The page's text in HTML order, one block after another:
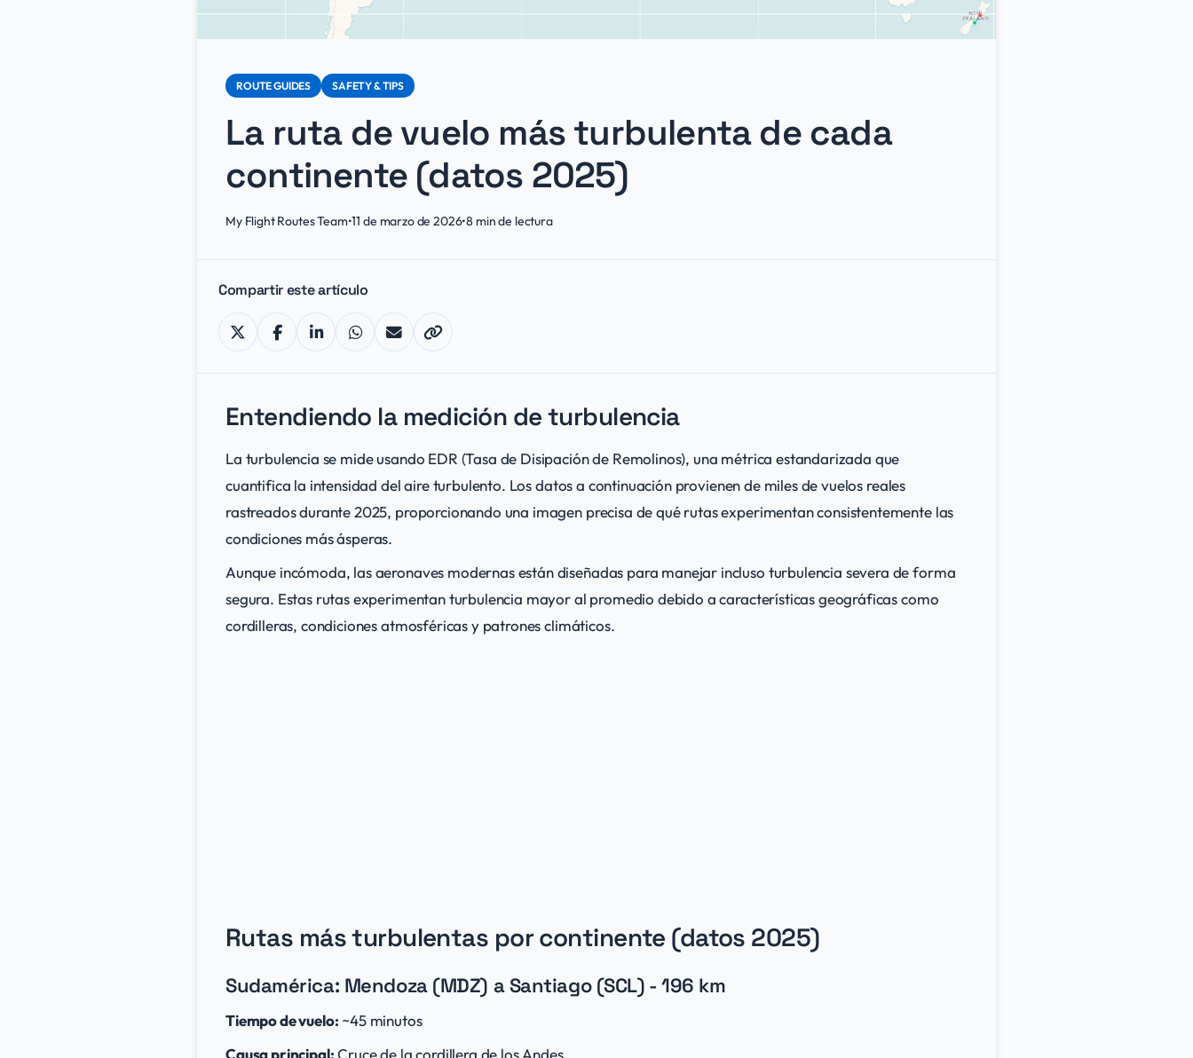
ROUTE GUIDES SAFETY & TIPS
La ruta de vuelo más turbulenta de cada
continente (datos 2025)
My Flight Routes Team•11 de marzo de 2026•8 min de lectura
Compartir este artículo
Entendiendo la medición de turbulencia
La turbulencia se mide usando EDR (Tasa de Disipación de Remolinos), una métrica estandarizada que
cuantifica la intensidad del aire turbulento. Los datos a continuación provienen de miles de vuelos reales
rastreados durante 2025, proporcionando una imagen precisa de qué rutas experimentan consistentemente las
condiciones más ásperas.
Aunque incómoda, las aeronaves modernas están diseñadas para manejar incluso turbulencia severa de forma
segura. Estas rutas experimentan turbulencia mayor al promedio debido a características geográficas como
cordilleras, condiciones atmosféricas y patrones climáticos.
Rutas más turbulentas por continente (datos 2025)
Sudamérica: Mendoza (MDZ) a Santiago (SCL) - 196 km
Tiempo de vuelo: ~45 minutos
Causa principal:Cruce de la cordillera de los Andes